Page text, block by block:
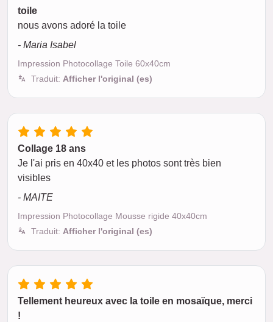
toile
nous avons adoré la toile
- Maria Isabel
Impression Photocollage Toile 60x40cm
Traduit: Afficher l'original (es)
Collage 18 ans
Je l'ai pris en 40x40 et les photos sont très bien
visibles
- MAITE
Impression Photocollage Mousse rigide 40x40cm
Traduit: Afficher l'original (es)
Tellement heureux avec la toile en mosaïque, merci
!